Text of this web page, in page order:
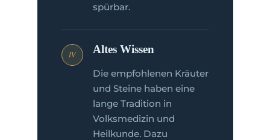
spürbar.
IV Altes Wissen
Die empfohlenen Kräuter
und Steine haben eine
lange Tradition in
Volksmedizin und
Heilkunde. Dazu